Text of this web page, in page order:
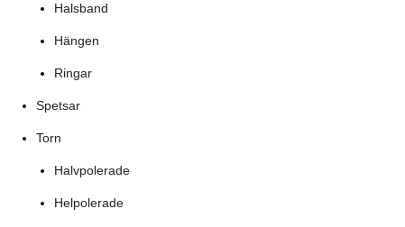
Halsband
Hängen
Ringar
Spetsar
Torn
Halvpolerade
Helpolerade